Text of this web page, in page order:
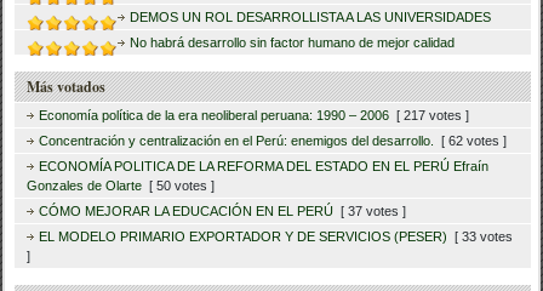
DEMOS UN ROL DESARROLLISTA A LAS UNIVERSIDADES
No habrá desarrollo sin factor humano de mejor calidad
Más votados
Economía política de la era neoliberal peruana: 1990 – 2006 [ 217 votes ]
Concentración y centralización en el Perú: enemigos del desarrollo.
[ 62 votes ]
ECONOMÍA POLITICA DE LA REFORMA DEL ESTADO EN EL PERÚ Efraín
Gonzales de Olarte [ 50 votes ]
CÓMO MEJORAR LA EDUCACIÓN EN EL PERÚ [ 37 votes ]
EL MODELO PRIMARIO EXPORTADOR Y DE SERVICIOS (PESER) [ 33 votes
]